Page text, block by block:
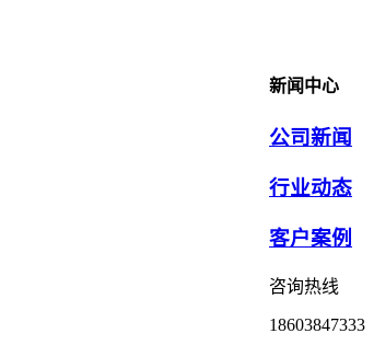
新闻中心
公司新闻
行业动态
客户案例
咨询热线
18603847333